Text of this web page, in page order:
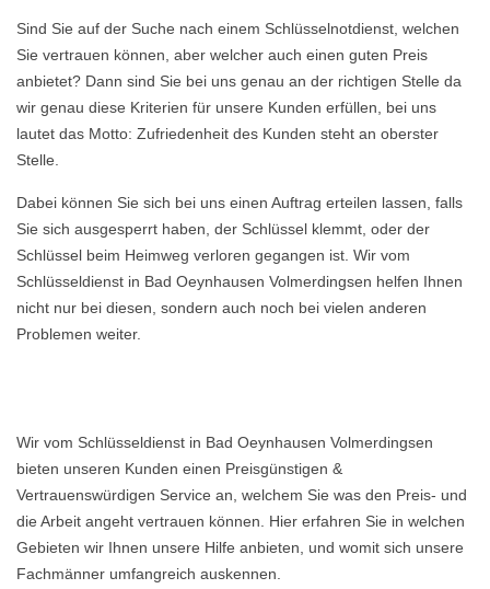
Sind Sie auf der Suche nach einem Schlüsselnotdienst, welchen
Sie vertrauen können, aber welcher auch einen guten Preis
anbietet? Dann sind Sie bei uns genau an der richtigen Stelle da
wir genau diese Kriterien für unsere Kunden erfüllen, bei uns
lautet das Motto: Zufriedenheit des Kunden steht an oberster
Stelle.
Dabei können Sie sich bei uns einen Auftrag erteilen lassen, falls
Sie sich ausgesperrt haben, der Schlüssel klemmt, oder der
Schlüssel beim Heimweg verloren gegangen ist. Wir vom
Schlüsseldienst in Bad Oeynhausen Volmerdingsen helfen Ihnen
nicht nur bei diesen, sondern auch noch bei vielen anderen
Problemen weiter.
Wir vom Schlüsseldienst in Bad Oeynhausen Volmerdingsen
bieten unseren Kunden einen Preisgünstigen &
Vertrauenswürdigen Service an, welchem Sie was den Preis- und
die Arbeit angeht vertrauen können. Hier erfahren Sie in welchen
Gebieten wir Ihnen unsere Hilfe anbieten, und womit sich unsere
Fachmänner umfangreich auskennen.